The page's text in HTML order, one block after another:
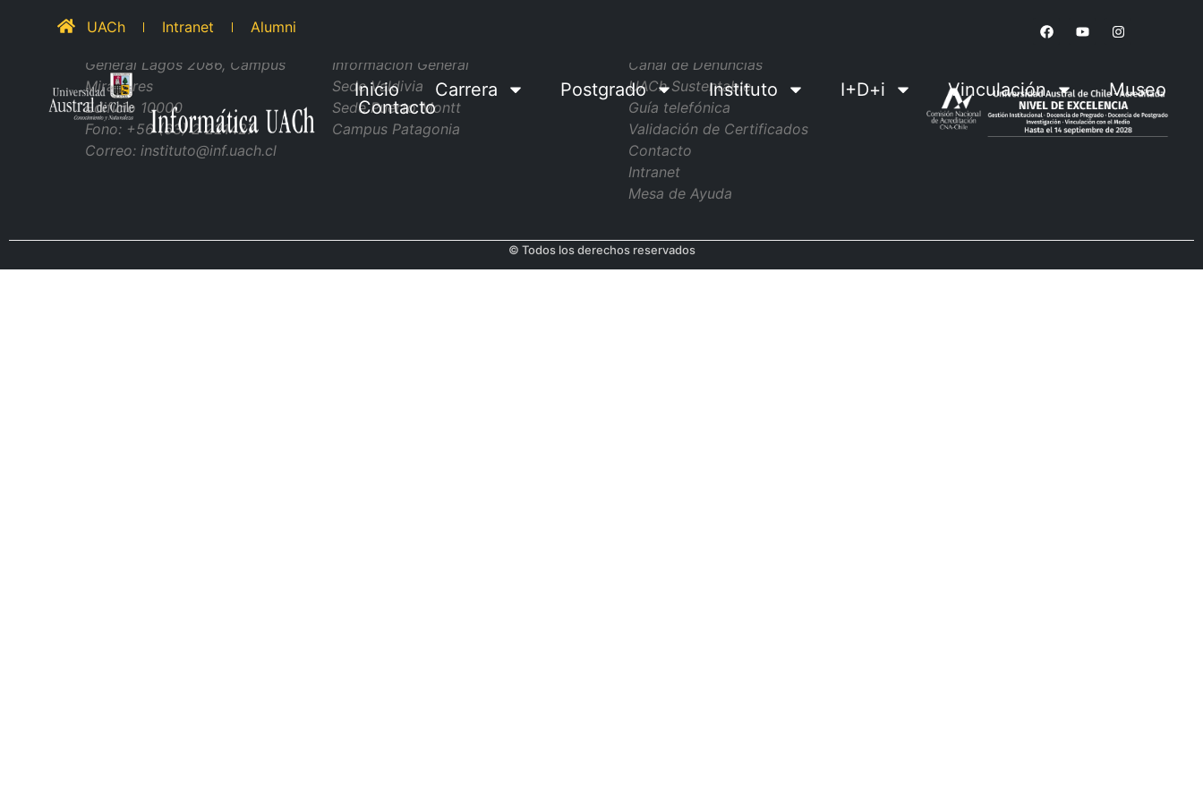
UACh Intranet Alumni
Inicio Carrera Postgrado Instituto I+D+i Vinculación
Museo
Contacto
General Lagos 2086, Campus
Miraflores
Edificio 10000
Fono: +56 (63) 2 221427
Correo: instituto@inf.uach.cl
Información General
Sede Valdivia
Sede Puerto Montt
Campus Patagonia
Canal de Denuncias
UACh Sustentable
Guía telefónica
Validación de Certificados
Contacto
Intranet
Mesa de Ayuda
© Todos los derechos reservados